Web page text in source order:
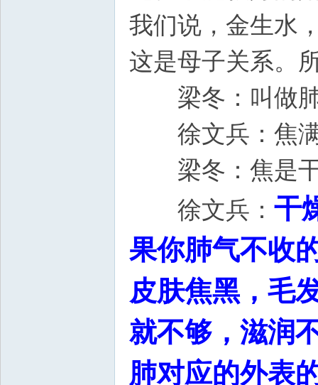
我们说，金生水
这是母子关系。
梁冬：叫做肺
徐文兵：焦满
梁冬：焦是
徐文兵： 干
果你肺气不收
皮肤焦黑，毛
就不够，滋润
肺对应的外表